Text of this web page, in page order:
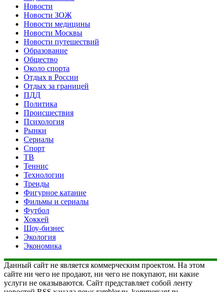
Новости
Новости ЗОЖ
Новости медицины
Новости Москвы
Новости путешествий
Образование
Общество
Около спорта
Отдых в России
Отдых за границей
ПДД
Политика
Происшествия
Психология
Рынки
Сериалы
Спорт
ТВ
Теннис
Технологии
Тренды
Фигурное катание
Фильмы и сериалы
Футбол
Хоккей
Шоу-бизнес
Экология
Экономика
Данный сайт не является коммерческим проектом. На этом
сайте ни чего не продают, ни чего не покупают, ни какие
услуги не оказываются. Сайт представляет собой ленту